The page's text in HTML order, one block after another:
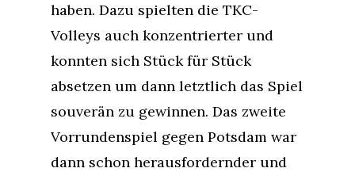
haben. Dazu spielten die TKC-
Volleys auch konzentrierter und
konnten sich Stück für Stück
absetzen um dann letztlich das Spiel
souverän zu gewinnen. Das zweite
Vorrundenspiel gegen Potsdam war
dann schon herausfordernder und